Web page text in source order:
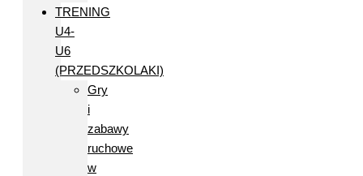
TRENING
U4-
U6
(PRZEDSZKOLAKI)
Gry
i
zabawy
ruchowe
w